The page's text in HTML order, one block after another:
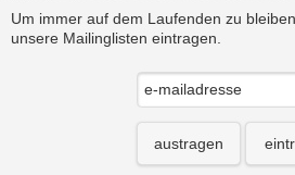
Um immer auf dem Laufenden zu
unsere Mailinglisten eintragen.
austragen